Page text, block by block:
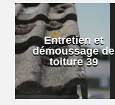
Entretien et
démoussage de
toiture 39